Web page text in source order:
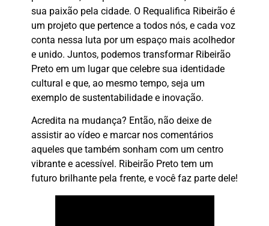
sua paixão pela cidade. O Requalifica Ribeirão é
um projeto que pertence a todos nós, e cada voz
conta nessa luta por um espaço mais acolhedor
e unido. Juntos, podemos transformar Ribeirão
Preto em um lugar que celebre sua identidade
cultural e que, ao mesmo tempo, seja um
exemplo de sustentabilidade e inovação.
Acredita na mudança? Então, não deixe de
assistir ao vídeo e marcar nos comentários
aqueles que também sonham com um centro
vibrante e acessível. Ribeirão Preto tem um
futuro brilhante pela frente, e você faz parte dele!